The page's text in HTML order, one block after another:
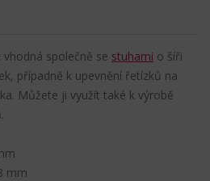
společně se stuhami o šíři
případně k upevnění řetízků na
Můžete ji využít také k výrobě
mm